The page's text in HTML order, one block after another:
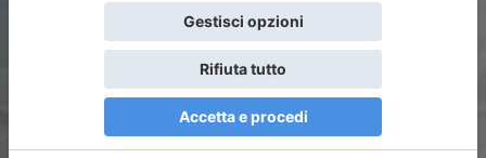
Il bollettino Covid di sabato 17
luglio